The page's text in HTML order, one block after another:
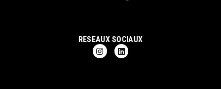
RESEAUX SOCIAUX